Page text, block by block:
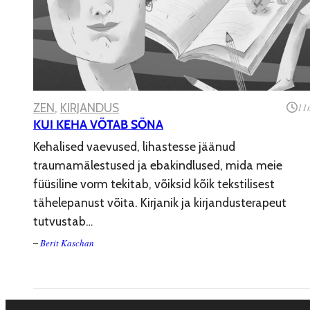
ZEN, KIRJANDUS 11
KUI KEHA VÕTAB SÕNA
Kehalised vaevused, lihastesse jäänud
traumamälestused ja ebakindlused, mida meie
füüsiline vorm tekitab, võiksid kõik tekstilisest
tähelepanust võita. Kirjanik ja kirjandusterapeut
tutvustab…
–Berit Kaschan